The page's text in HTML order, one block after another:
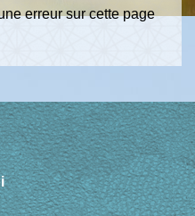
erreur sur cette page